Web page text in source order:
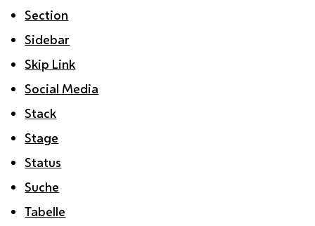
Section
Sidebar
Skip Link
Social Media
Stack
Stage
Status
Suche
Tabelle